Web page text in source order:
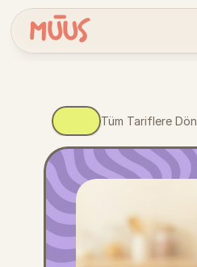
Tüm Tariflere Dön